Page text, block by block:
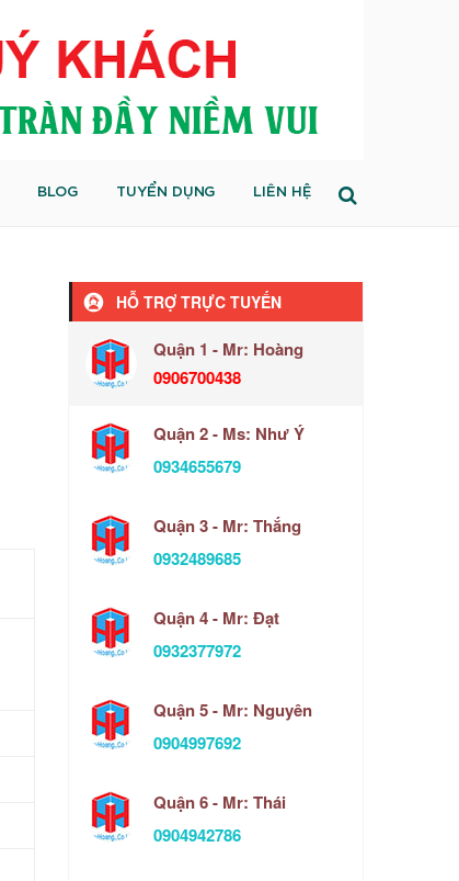
BLOG TUYỂN DỤNG LIÊN HỆ
HỖ TRỢ TRỰC TUYẾN
Quận 1 - Mr: Hoàng
0906700438
Quận 2 - Ms: Như Ý
0934655679
Quận 3 - Mr: Thắng
0932489685
Quận 4 - Mr: Đạt
0932377972
Quận 5 - Mr: Nguyên
0904997692
Quận 6 - Mr: Thái
0904942786